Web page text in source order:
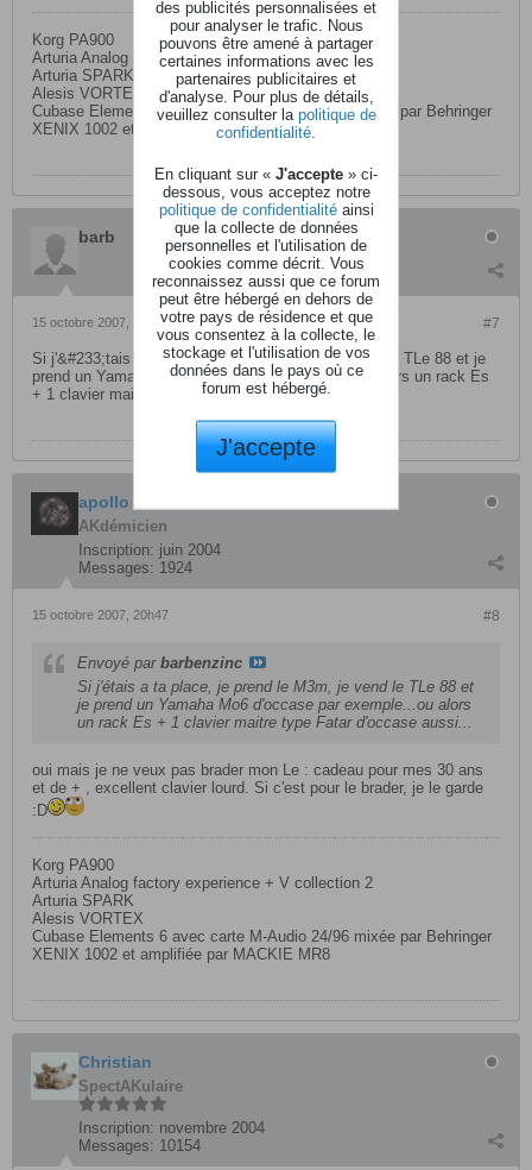
Korg PA900
Arturia Analog factory experience + V collection 2
Arturia SPARK
Alesis VORTEX
Cubase Elements 6 avec carte M-Audio 24/96 mixée par Behringer
XENIX 1002 et amplifiée par MACKIE MR8
barb
#7
15 octobre 2007, 18h00
Si j'&#233;tais a ta place, je prend le M3m, je vend le TLe 88 et je
prend un Yamaha Mo6 d'occase par exemple...ou alors un rack Es
+ 1 clavier maitre type Fatar d'occase aussi...
apollo
AKdémicien
Inscription: juin 2004
Messages: 1924
#8
15 octobre 2007, 20h47
Envoyé par barbenzinc
Si j'étais a ta place, je prend le M3m, je vend le TLe 88 et
je prend un Yamaha Mo6 d'occase par exemple...ou alors
un rack Es + 1 clavier maitre type Fatar d'occase aussi...
oui mais je ne veux pas brader mon Le : cadeau pour mes 30 ans
et de + , excellent clavier lourd. Si c'est pour le brader, je le garde
:D
Korg PA900
Arturia Analog factory experience + V collection 2
Arturia SPARK
Alesis VORTEX
Cubase Elements 6 avec carte M-Audio 24/96 mixée par Behringer
XENIX 1002 et amplifiée par MACKIE MR8
Christian
SpectAKulaire
Inscription: novembre 2004
Messages: 10154
des publicités personnalisées et
pour analyser le trafic. Nous
pouvons être amené à partager
certaines informations avec les
partenaires publicitaires et
d'analyse. Pour plus de détails,
veuillez consulter la politique de
confidentialité
En cliquant sur « J'accepte » ci-
dessous, vous acceptez notre
politique de confidentialitéainsi
que la collecte de données
personnelles et l'utilisation de
cookies comme décrit. Vous
reconnaissez aussi que ce forum
peut être hébergé en dehors de
votre pays de résidence et que
vous consentez à la collecte, le
stockage et l'utilisation de vos
données dans le pays où ce
forum est hébergé.
J'accepte